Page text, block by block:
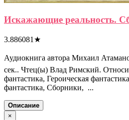
Искажающие реальность.
3.886081 ★
Аудиокнига автора Михаил
сек.. Чтец(ы) Влад Римский.
фантастика, Героическая
фантастика, Сборники, ...
Описание
×